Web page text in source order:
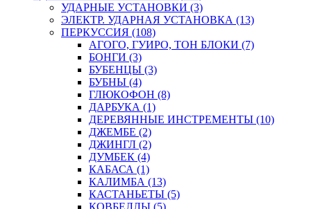
УДАРНЫЕ УСТАНОВКИ (3)
ЭЛЕКТР. УДАРНАЯ УСТАНОВКА (13)
ПЕРКУССИЯ (108)
АГОГО, ГУИРО, ТОН БЛОКИ (7)
БОНГИ (3)
БУБЕНЦЫ (3)
БУБНЫ (4)
ГЛЮКОФОН (8)
ДАРБУКА (1)
ДЕРЕВЯННЫЕ ИНСТРЕМЕНТЫ (10)
ДЖЕМБЕ (2)
ДЖИНГЛ (2)
ДУМБЕК (4)
КАБАСА (1)
КАЛИМБА (13)
КАСТАНЬЕТЫ (5)
КОВБЕЛЛЫ (5)